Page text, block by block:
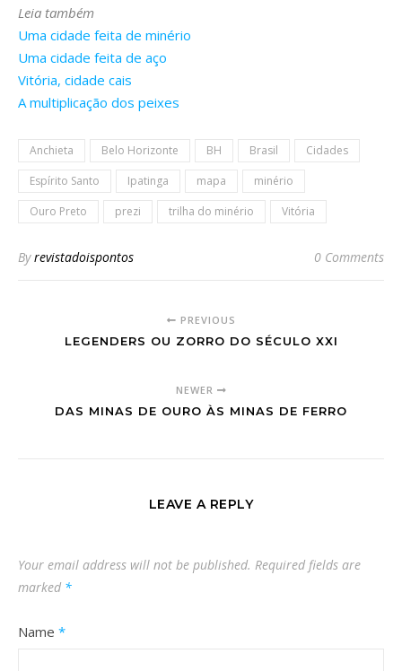
Leia também
Uma cidade feita de minério
Uma cidade feita de aço
Vitória, cidade cais
A multiplicação dos peixes
Anchieta Belo Horizonte BH Brasil
Cidades
Espírito Santo
Ipatinga mapa
minério
Ouro Preto
prezi trilha do minério Vitória
Byrevistadoispontos 0 Comments
PREVIOUS
LEGENDERS OU ZORRO DO SÉCULO XXI
NEWER
DAS MINAS DE OURO ÀS MINAS DE FERRO
LEAVE A REPLY
Your email address will not be published. Required fields are
marked *
Name *